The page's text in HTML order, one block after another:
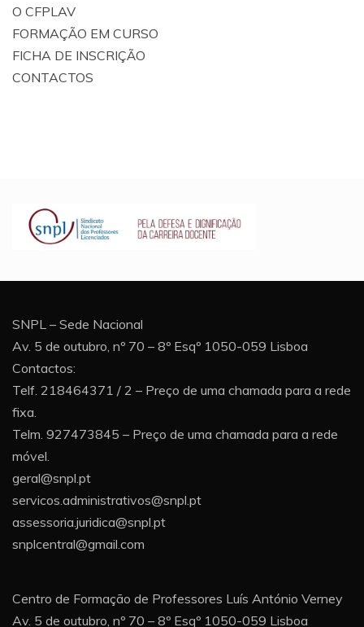
O CFPLAV
FORMAÇÃO EM CURSO
FICHA DE INSCRIÇÃO
CONTACTOS
SNPL – Sede Nacional
Av. 5 de outubro, nº 70 – 8º Esqº 1050-059 Lisboa
Contactos:
Telf. 218464371 / 2 – Preço de uma chamada para a rede
fixa.
Telm. 927473845 – Preço de uma chamada para a rede
móvel.
geral@snpl.pt
servicos.administrativos@snpl.pt
assessoria.juridica@snpl.pt
snplcentral@gmail.com
Centro de Formação de Professores Luís António Verney
Av. 5 de outubro, nº 70 – 8º Esqº 1050-059 Lisboa